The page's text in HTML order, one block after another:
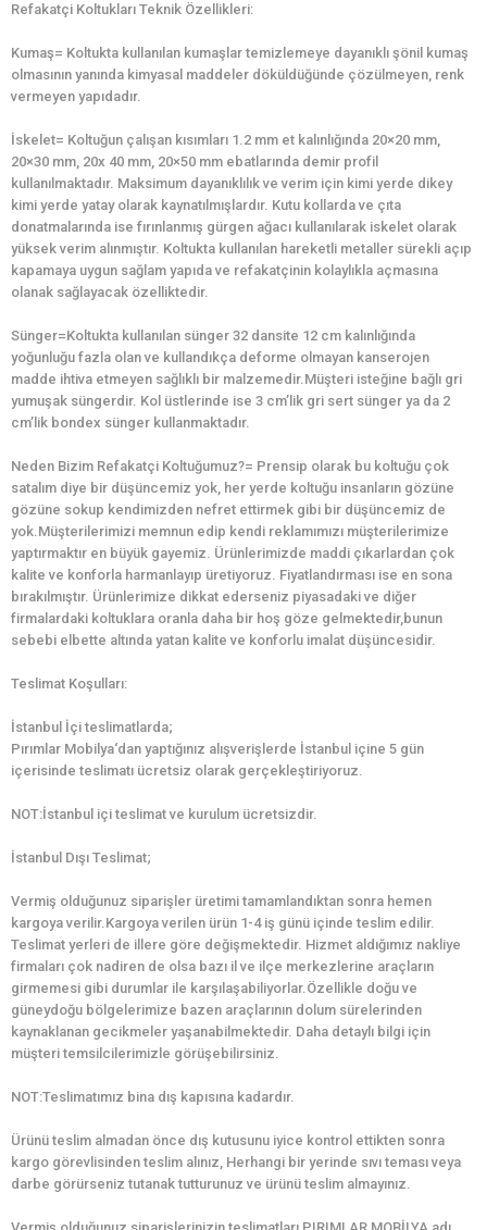
Refakatçi Koltukları Teknik Özellikleri:
Kumaş= Koltukta kullanılan kumaşlar temizlemeye dayanıklı şönil kumaş
olmasının yanında kimyasal maddeler döküldüğünde çözülmeyen, renk
vermeyen yapıdadır.
İskelet= Koltuğun çalışan kısımları 1.2 mm et kalınlığında 20×20 mm,
20×30 mm, 20x 40 mm, 20×50 mm ebatlarında demir profil
kullanılmaktadır. Maksimum dayanıklılık ve verim için kimi yerde dikey
kimi yerde yatay olarak kaynatılmışlardır. Kutu kollarda ve çıta
donatmalarında ise fırınlanmış gürgen ağacı kullanılarak iskelet olarak
yüksek verim alınmıştır. Koltukta kullanılan hareketli metaller sürekli açıp
kapamaya uygun sağlam yapıda ve refakatçinin kolaylıkla açmasına
olanak sağlayacak özelliktedir.
Sünger=Koltukta kullanılan sünger 32 dansite 12 cm kalınlığında
yoğunluğu fazla olan ve kullandıkça deforme olmayan kanserojen
madde ihtiva etmeyen sağlıklı bir malzemedir.Müşteri isteğine bağlı gri
yumuşak süngerdir. Kol üstlerinde ise 3 cm’lik gri sert sünger ya da 2
cm’lik bondex sünger kullanmaktadır.
Neden Bizim Refakatçi Koltuğumuz?= Prensip olarak bu koltuğu çok
satalım diye bir düşüncemiz yok, her yerde koltuğu insanların gözüne
gözüne sokup kendimizden nefret ettirmek gibi bir düşüncemiz de
yok.Müşterilerimizi memnun edip kendi reklamımızı müşterilerimize
yaptırmaktır en büyük gayemiz. Ürünlerimizde maddi çıkarlardan çok
kalite ve konforla harmanlayıp üretiyoruz. Fiyatlandırması ise en sona
bırakılmıştır. Ürünlerimize dikkat ederseniz piyasadaki ve diğer
firmalardaki koltuklara oranla daha bir hoş göze gelmektedir,bunun
sebebi elbette altında yatan kalite ve konforlu imalat düşüncesidir.
Teslimat Koşulları:
İstanbul İçi teslimatlarda;
Pırımlar Mobilya‘dan yaptığınız alışverişlerde İstanbul içine 5 gün
içerisinde teslimatı ücretsiz olarak gerçekleştiriyoruz.
NOT:İstanbul içi teslimat ve kurulum ücretsizdir.
İstanbul Dışı Teslimat;
Vermiş olduğunuz siparişler üretimi tamamlandıktan sonra hemen
kargoya verilir.Kargoya verilen ürün 1-4 iş günü içinde teslim edilir.
Teslimat yerleri de illere göre değişmektedir. Hizmet aldığımız nakliye
firmaları çok nadiren de olsa bazı il ve ilçe merkezlerine araçların
girmemesi gibi durumlar ile karşılaşabiliyorlar.Özellikle doğu ve
güneydoğu bölgelerimize bazen araçlarının dolum sürelerinden
kaynaklanan gecikmeler yaşanabilmektedir. Daha detaylı bilgi için
müşteri temsilcilerimizle görüşebilirsiniz.
NOT:Teslimatımız bina dış kapısına kadardır.
Ürünü teslim almadan önce dış kutusunu iyice kontrol ettikten sonra
kargo görevlisinden teslim alınız, Herhangi bir yerinde sıvı teması veya
darbe görürseniz tutanak tutturunuz ve ürünü teslim almayınız.